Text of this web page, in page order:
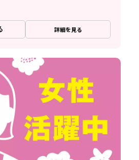
詳細を見る